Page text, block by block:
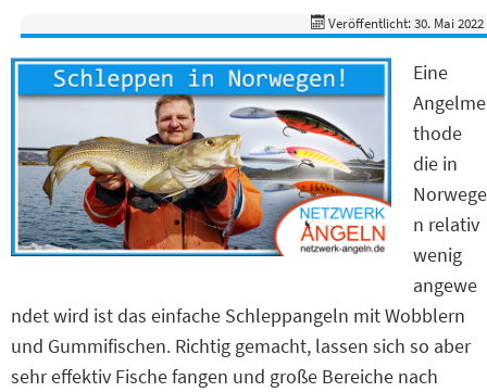
Veröffentlicht: 30. Mai 2022
Eine
Angelme
thode
die in
Norwege
n relativ
wenig
angewe
ndet wird ist das einfache Schleppangeln mit Wobblern
und Gummifischen. Richtig gemacht, lassen sich so aber
sehr effektiv Fische fangen und große Bereiche nach